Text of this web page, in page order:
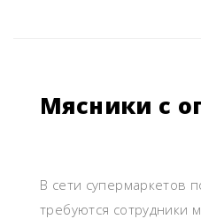
Мясники с
В сети супермаркетов
требуются сотрудники